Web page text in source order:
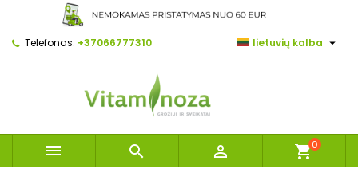
Telefonas: +37066777310 lietuvių kalba 
   shopping_cart0